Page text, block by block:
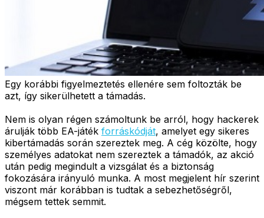
Egy korábbi figyelmeztetés ellenére sem foltozták be
azt, így sikerülhetett a támadás.
Nem is olyan régen számoltunk be arról, hogy hackerek
árulják több EA-játék forráskódját, amelyet egy sikeres
kibertámadás során szereztek meg. A cég közölte, hogy
személyes adatokat nem szereztek a támadók, az akció
után pedig megindult a vizsgálat és a biztonság
fokozására irányuló munka. A most megjelent hír szerint
viszont már korábban is tudtak a sebezhetőségről,
mégsem tettek semmit.